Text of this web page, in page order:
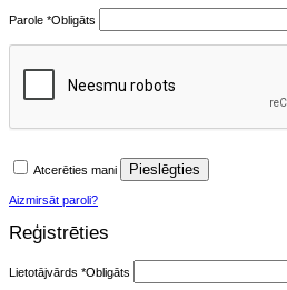
Parole *Obligāts
Atcerēties mani Pieslēgties
Aizmirsāt paroli?
Reģistrēties
Lietotājvārds *Obligāts